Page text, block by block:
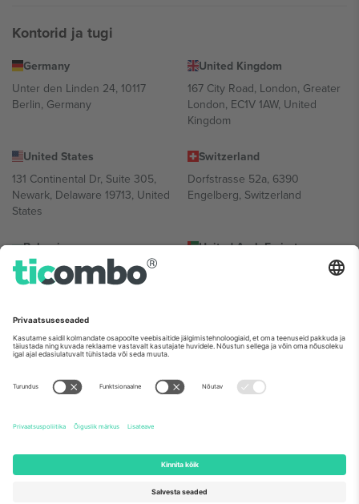
Kontorid ja tugi
Germany
Unter den Linden 24, 10117
Berlin, Germany
United Kingdom
167 City Road, London, Greater
London, EC1V 1AW, United
Kingdom
United States
131 Continental Dr, Suite 305,
Newark, Delaware 19713, United
States
Switzerland
Dorfstrasse 52a, 6390
Engelberg, Switzerland
Bulgaria
Regus Sofia City West, bul
Totleben 53-55, 1606 Sofia,
United Arab Emirates
UAE Dubai Silicon Oasis, DDP
Mexico
Av Chapultepec 360, Roma
Norte, Cuauhtémoc, 06700
Ciudad de México, CDMX,
sündmusest ja/või domeenist. Detailide jaoks vaata konkreetse
sündmuse lehte, impressumit ja tingimusi.,
2026 Ticombo. Kõik õigused kaitstud.